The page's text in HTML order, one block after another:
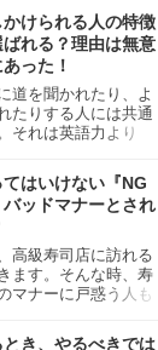
いろいろと楽しめる
肉は加熱した後でも
色の部分が大丈夫な
きがあります。この
か火が通っているの
法や、鶏肉を調理す
を紹介しますので、
くださいね。
けられる人の特徴
れる？理由は無意
った！
道を聞かれたり、よ
たりする人には共通
それは英語力より
というサインが関係
く選ばれる人の特徴
でも焦らない対処
ための注意点を詳し
はいけない『NG
ッドマナーとされ
高級寿司店に訪れる
ます。そんな時、寿
マナーに戸惑う人も
でやってはいけない
き、やるべきでは